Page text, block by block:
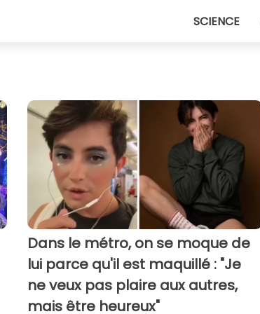
SCIENCE
Dans le métro, on se moque de
lui parce qu'il est maquillé : "Je
ne veux pas plaire aux autres,
mais être heureux"